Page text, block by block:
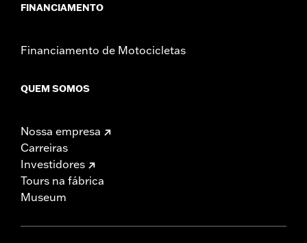
FINANCIAMENTO
Financiamento de Motocicletas
QUEM SOMOS
Nossa empresa
Carreiras
Investidores
Tours na fábrica
Museum